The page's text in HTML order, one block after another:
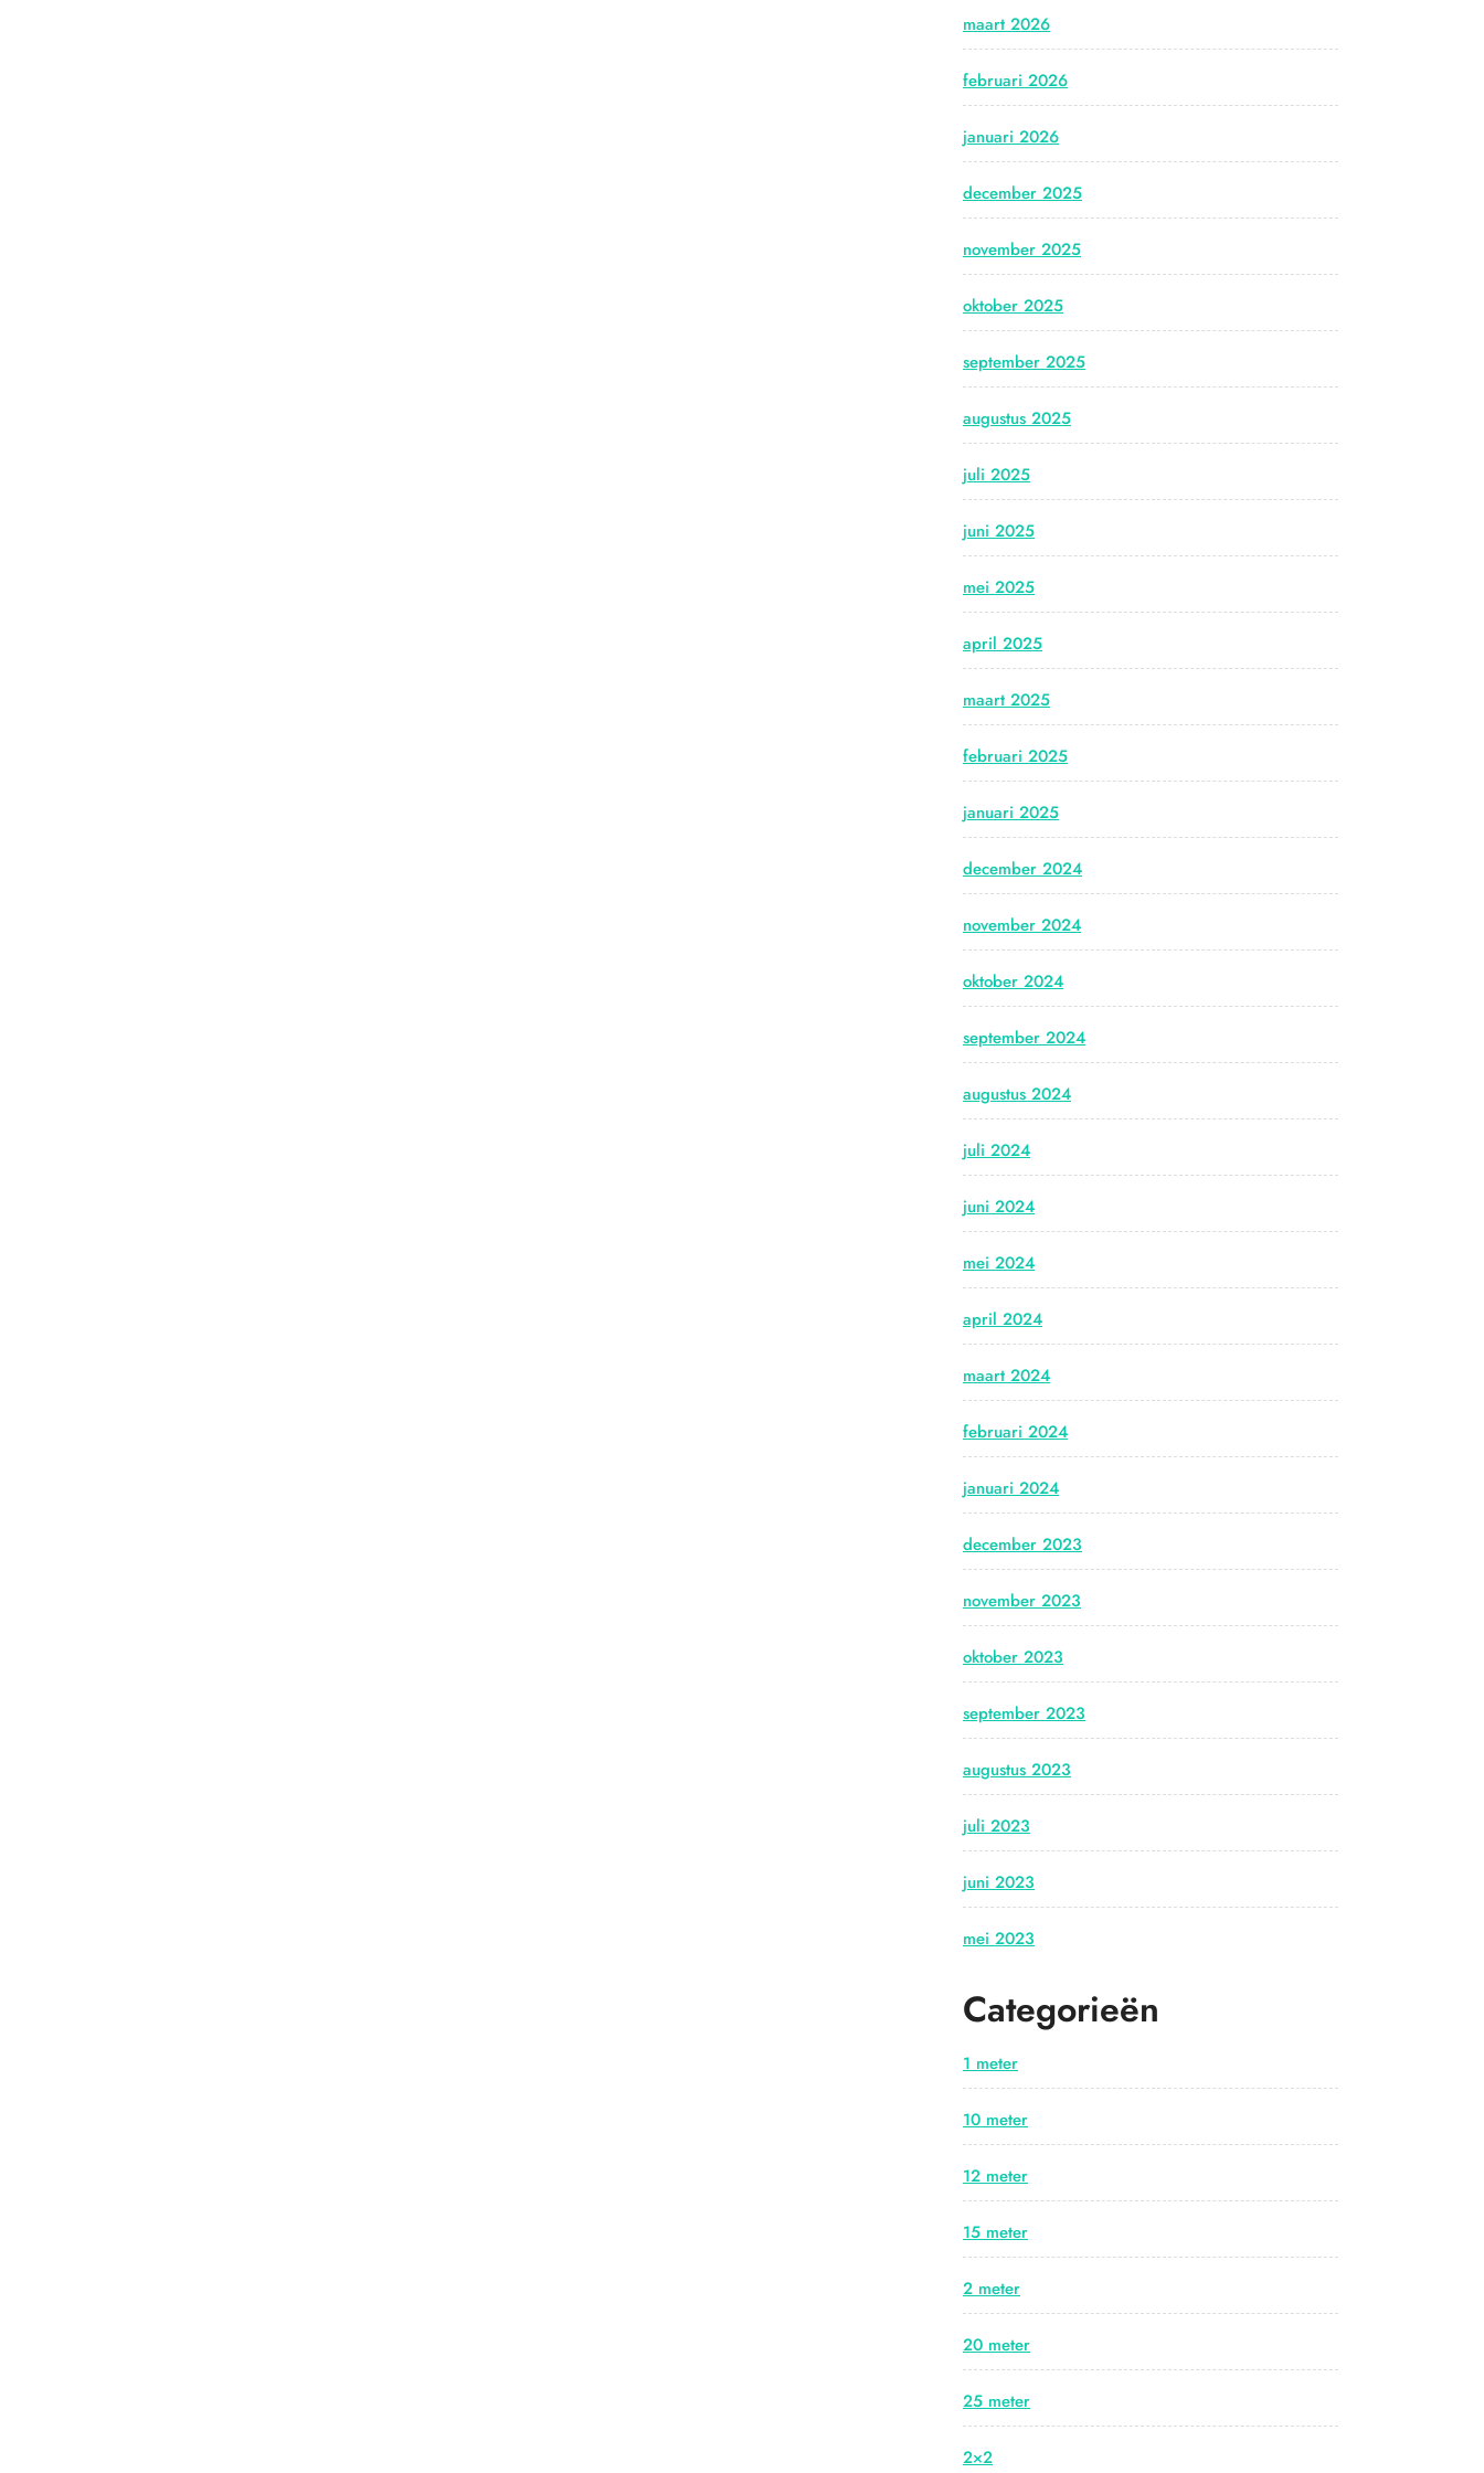
maart 2026
februari 2026
januari 2026
december 2025
november 2025
oktober 2025
september 2025
augustus 2025
juli 2025
juni 2025
mei 2025
april 2025
maart 2025
februari 2025
januari 2025
december 2024
november 2024
oktober 2024
september 2024
augustus 2024
juli 2024
juni 2024
mei 2024
april 2024
maart 2024
februari 2024
januari 2024
december 2023
november 2023
oktober 2023
september 2023
augustus 2023
juli 2023
juni 2023
mei 2023
Categorieën
1 meter
10 meter
12 meter
15 meter
2 meter
20 meter
25 meter
2×2